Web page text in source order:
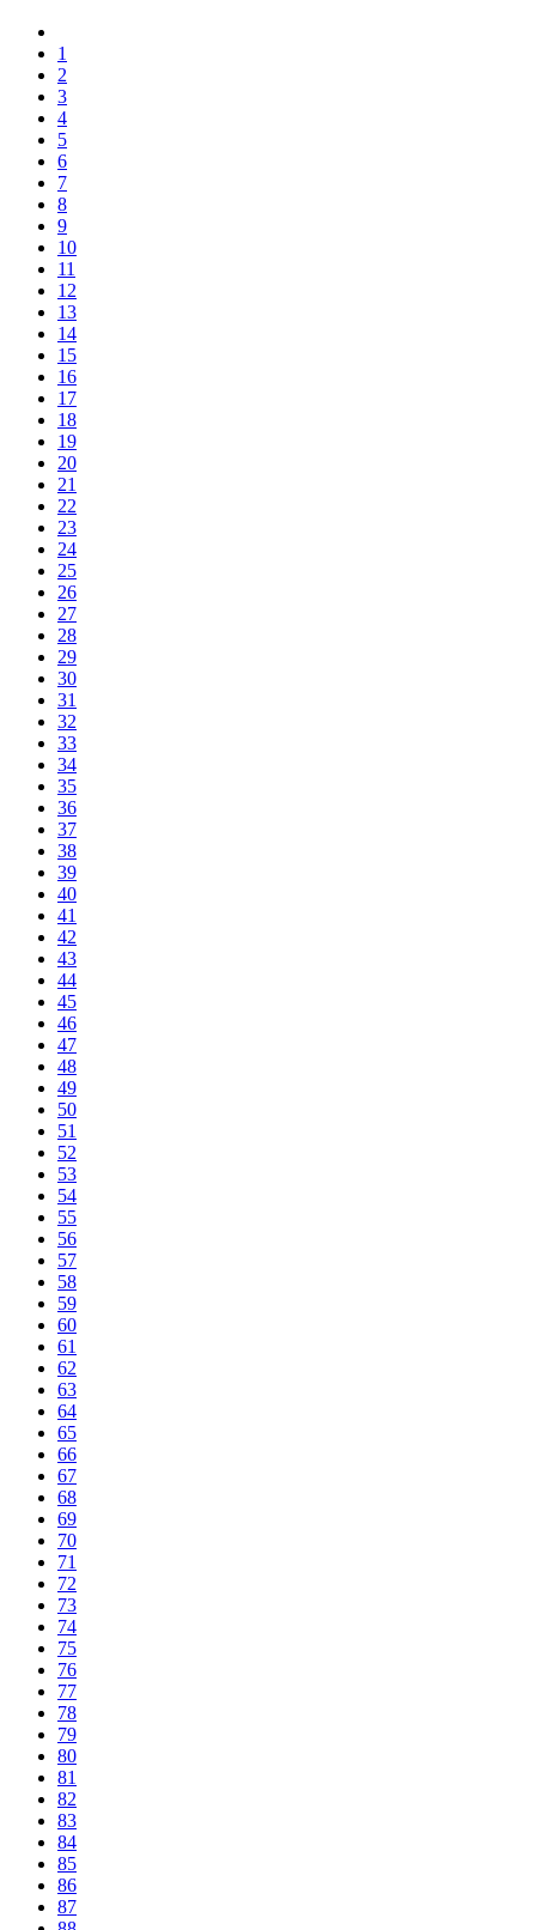
1
2
3
4
5
6
7
8
9
10
11
12
13
14
15
16
17
18
19
20
21
22
23
24
25
26
27
28
29
30
31
32
33
34
35
36
37
38
39
40
41
42
43
44
45
46
47
48
49
50
51
52
53
54
55
56
57
58
59
60
61
62
63
64
65
66
67
68
69
70
71
72
73
74
75
76
77
78
79
80
81
82
83
84
85
86
87